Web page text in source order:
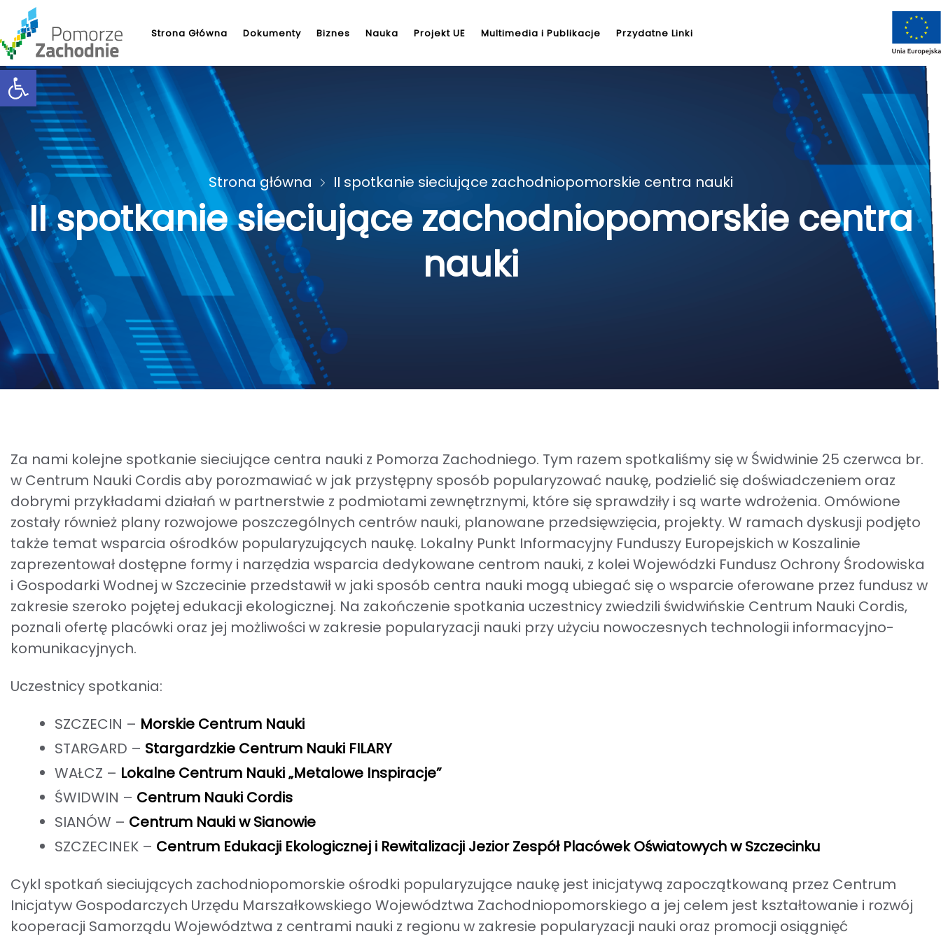
Open toolbar
Strona Główna Dokumenty Biznes Nauka Projekt UE Multimedia i Publikacje Przydatne Linki
Strona główna II spotkanie sieciujące zachodniopomorskie centra nauki
II spotkanie sieciujące zachodniopomorskie centra
nauki
Za nami kolejne spotkanie sieciujące centra nauki z Pomorza Zachodniego. Tym razem spotkaliśmy się w Świdwinie 25 czerwca br.
w Centrum Nauki Cordis aby porozmawiać w jak przystępny sposób popularyzować naukę, podzielić się doświadczeniem oraz
dobrymi przykładami działań w partnerstwie z podmiotami zewnętrznymi, które się sprawdziły i są warte wdrożenia. Omówione
zostały również plany rozwojowe poszczególnych centrów nauki, planowane przedsięwzięcia, projekty. W ramach dyskusji podjęto
także temat wsparcia ośrodków popularyzujących naukę. Lokalny Punkt Informacyjny Funduszy Europejskich w Koszalinie
zaprezentował dostępne formy i narzędzia wsparcia dedykowane centrom nauki, z kolei Wojewódzki Fundusz Ochrony Środowiska
i Gospodarki Wodnej w Szczecinie przedstawił w jaki sposób centra nauki mogą ubiegać się o wsparcie oferowane przez fundusz w
zakresie szeroko pojętej edukacji ekologicznej. Na zakończenie spotkania uczestnicy zwiedzili świdwińskie Centrum Nauki Cordis,
poznali ofertę placówki oraz jej możliwości w zakresie popularyzacji nauki przy użyciu nowoczesnych technologii informacyjno-
komunikacyjnych.
Uczestnicy spotkania:
SZCZECIN – Morskie Centrum Nauki
STARGARD – Stargardzkie Centrum Nauki FILARY
WAŁCZ – Lokalne Centrum Nauki „Metalowe Inspiracje”
ŚWIDWIN – Centrum Nauki Cordis
SIANÓW – Centrum Nauki w Sianowie
SZCZECINEK – Centrum Edukacji Ekologicznej i Rewitalizacji Jezior Zespół Placówek Oświatowych w Szczecinku
Cykl spotkań sieciujących zachodniopomorskie ośrodki popularyzujące naukę jest inicjatywą zapoczątkowaną przez Centrum
Inicjatyw Gospodarczych Urzędu Marszałkowskiego Województwa Zachodniopomorskiego a jej celem jest kształtowanie i rozwój
kooperacji Samorządu Województwa z centrami nauki z regionu w zakresie popularyzacji nauki oraz promocji osiągnięć